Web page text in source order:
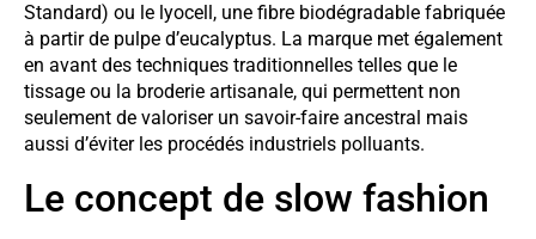
Standard) ou le lyocell, une fibre biodégradable fabriquée
à partir de pulpe d’eucalyptus. La marque met également
en avant des techniques traditionnelles telles que le
tissage ou la broderie artisanale, qui permettent non
seulement de valoriser un savoir-faire ancestral mais
aussi d’éviter les procédés industriels polluants.
Le concept de slow fashion